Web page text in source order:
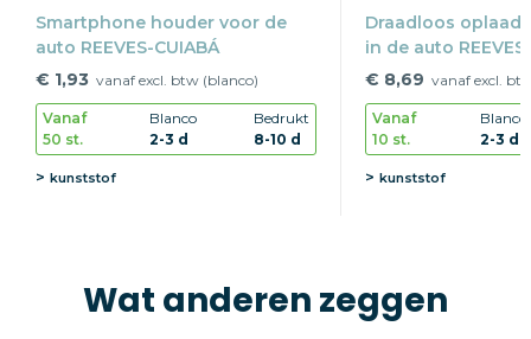
Smartphone houder voor de
auto REEVES-CUIABÁ
€ 1,93 vanaf excl. btw (blanco)
Vanaf
50 st.
Blanco
2-3 d
Bedrukt
8-10 d
kunststof
Draadloos
in de auto
€ 8,69 vanaf excl.
Vanaf
10 st.
Blanco
2-3 d
kunststof
Wat anderen zeggen